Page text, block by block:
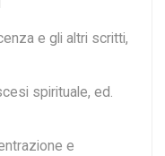
e gli altri scritti,
spirituale, ed.
e